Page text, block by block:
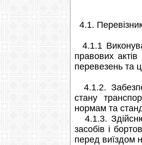
4.1.
4.1.1
правових актів
перевезень та
4.1.2.
стану
нормам та
4.1.3.
засобів і
перед виїздом